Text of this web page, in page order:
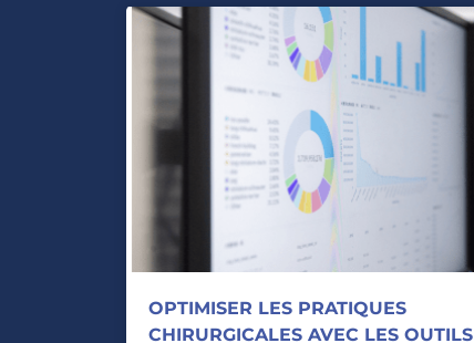
OPTIMISER LES PRATIQUES
CHIRURGICALES AVEC LES OUTILS